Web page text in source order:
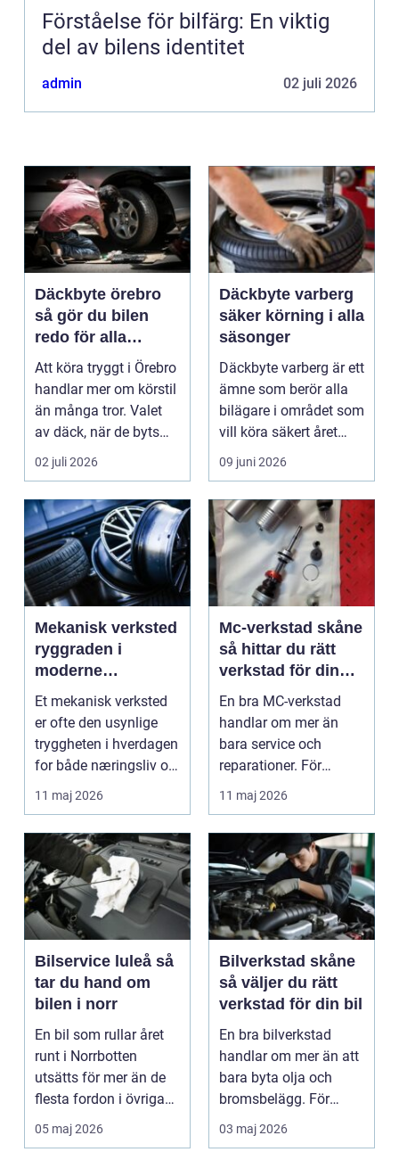
Förståelse för bilfärg: En viktig
del av bilens identitet
admin 02 juli 2026
Däckbyte örebro
så gör du bilen
redo för alla
årstider
Att köra tryggt i Örebro
handlar mer om körstil
än många tror. Valet
av däck, när de byts
och hur de...
02 juli 2026
Däckbyte varberg
säker körning i alla
säsonger
Däckbyte varberg är ett
ämne som berör alla
bilägare i området som
vill köra säkert året
om. När väd...
09 juni 2026
Mekanisk verksted
ryggraden i
moderne
maskinpark
Et mekanisk verksted
er ofte den usynlige
tryggheten i hverdagen
for både næringsliv og
privatperson...
11 maj 2026
Mc-verkstad skåne
så hittar du rätt
verkstad för din
motorcykel
En bra MC-verkstad
handlar om mer än
bara service och
reparationer. För
många förare i Skåne
är verk...
11 maj 2026
Bilservice luleå så
tar du hand om
bilen i norr
En bil som rullar året
runt i Norrbotten
utsätts för mer än de
flesta fordon i övriga
landet. Kyla, ...
05 maj 2026
Bilverkstad skåne
så väljer du rätt
verkstad för din bil
En bra bilverkstad
handlar om mer än att
bara byta olja och
bromsbelägg. För
många är bilen
avgörand...
03 maj 2026